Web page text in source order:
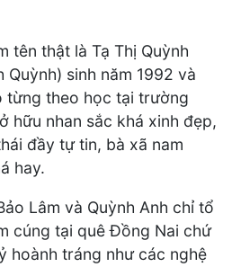
tên thật là Tạ Thị Quỳnh
Quỳnh) sinh năm 1992 và
từng theo học tại trường
hữu nhan sắc khá xinh đẹp,
đầy tự tin, bà xã nam
hay.
Lâm và Quỳnh Anh chỉ tổ
cúng tại quê Đồng Nai chứ
hoành tráng như các nghệ